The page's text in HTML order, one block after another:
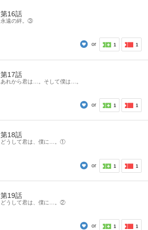
第16話
永遠の絆。③
or 1 1
第17話
あれから君は…。そして僕は…。
or 1 1
第18話
どうして君は、僕に…。①
or 1 1
第19話
どうして君は、僕に…。②
or 1 1